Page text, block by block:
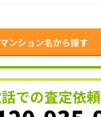
マンション名から探す